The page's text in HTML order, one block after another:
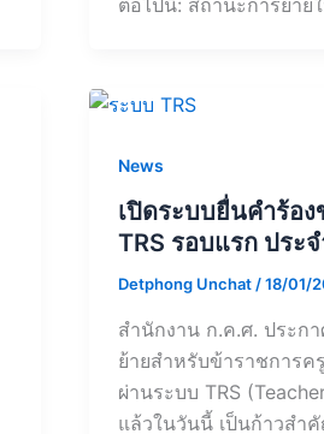
News
เปิดระบบยื่นคำร้อ
TRS รอบแรก ประ
Detphong Unchat/18/01/
สำนักงาน ก.ค.ศ. ประก
ย้ายสำหรับข้าราชการค
ผ่านระบบ TRS
แล้วในวันนี้ เป็นก้าวสำ